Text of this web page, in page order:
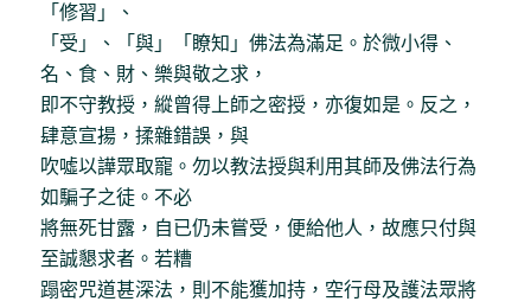
「修習」、
「受」、「與」「瞭知」佛法為滿足。於微小得、
名、食、財、樂與敬之求，
即不守教授，縱曾得上師之密授，亦復如是。反之，
肆意宣揚，揉雜錯誤，與
吹噓以譁眾取寵。勿以教法授與利用其師及佛法行為
如騙子之徒。不必
將無死甘露，自已仍未嘗受，便給他人，故應只付與
至誠懇求者。若糟
蹋密咒道甚深法，則不能獲加持，空行母及護法眾將